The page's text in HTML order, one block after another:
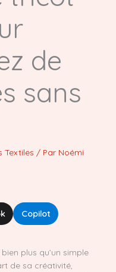
de
sans
Textiles / Par Noémi
Copilot
plus qu’un simple
de sa créativité,